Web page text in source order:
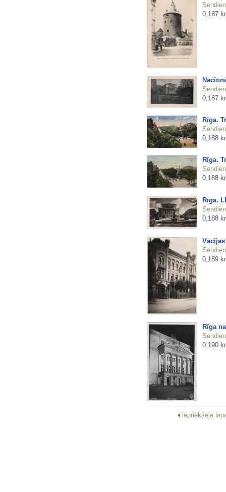
0,187
0,187
Rīga.
0,188
Rīga.
0,188
Rīga.
0,188
0,189
Rīga
0,190
iepriekšējā